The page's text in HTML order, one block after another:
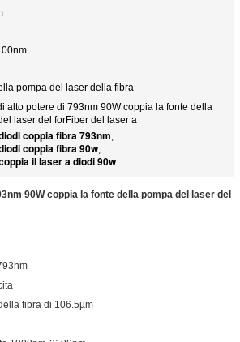
pompa del laser della fibra
alto potere di 793nm 90W coppia la fonte della
laser del forFiber del laser a
coppia fibra 793nm,
coppia fibra 90w,
il laser a diodi 90w
90W coppia la fonte della pompa del laser del
fibra di 106.5µm